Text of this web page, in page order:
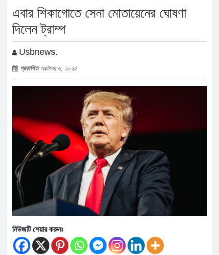
এবার শিকাগোতে সেনা মোতায়েনের ঘোষণা
দিলেন ট্রাম্প
Usbnews.
প্রকাশিত অক্টোবর ৬, ২০২৫
নিউজটি শেয়ার করুনঃ